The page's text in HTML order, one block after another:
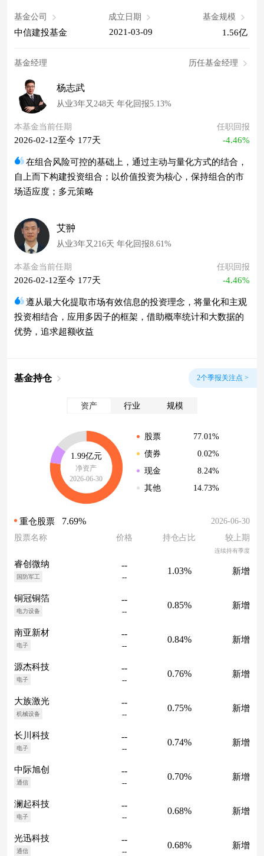
基金公司
中信建投基金
成立日期
2021-03-09
基金规模
1.56亿
基金经理 历任基金经理
杨志武
从业3年又248天 年化回报5.13%
本基金当前任期
2026-02-12至今 177天
任职回报
-4.46%
在组合风险可控的基础上，通过主动与量化方式的结合，
自上而下构建投资组合；以价值投资为核心，保持组合的市
场适应度；多元策略
艾翀
从业3年又216天 年化回报8.61%
本基金当前任期
2026-02-12至今 177天
任职回报
-4.46%
遵从最大化提取市场有效信息的投资理念，将量化和主观
投资相结合，应用多因子的框架，借助概率统计和大数据的
优势，追求超额收益
基金持仓 2个季报关注点 >
资产 行业 规模
1.99亿元
净资产
2026-06-30
股票
77.01%
债券
0.02%
现金
8.24%
其他
14.73%
重仓股票 7.69%
2026-06-30
股票名称
价格 持仓占比 较上期
连续持有季度
睿创微纳
国防军工
--
--
1.03% 新增
铜冠铜箔
电力设备
--
--
0.85% 新增
南亚新材
电子
--
--
0.84% 新增
源杰科技
电子
--
--
0.76% 新增
大族激光
机械设备
--
--
0.75% 新增
长川科技
电子
--
--
0.74% 新增
中际旭创
通信
--
--
0.70% 新增
澜起科技
电子
--
--
0.68% 新增
光迅科技
通信
--
--
0.68% 新增